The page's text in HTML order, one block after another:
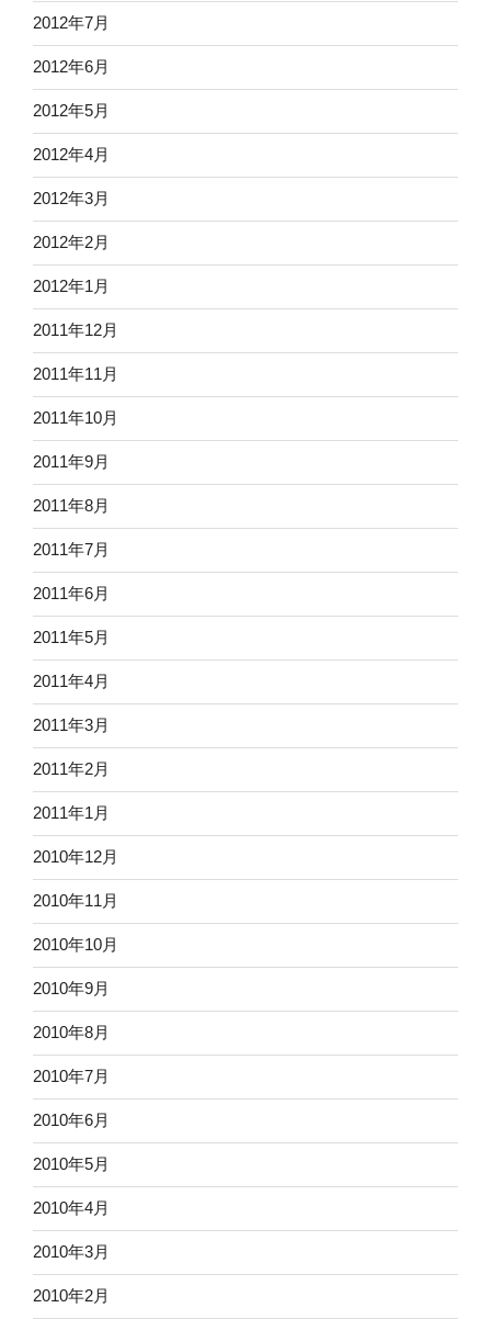
2012年7月
2012年6月
2012年5月
2012年4月
2012年3月
2012年2月
2012年1月
2011年12月
2011年11月
2011年10月
2011年9月
2011年8月
2011年7月
2011年6月
2011年5月
2011年4月
2011年3月
2011年2月
2011年1月
2010年12月
2010年11月
2010年10月
2010年9月
2010年8月
2010年7月
2010年6月
2010年5月
2010年4月
2010年3月
2010年2月